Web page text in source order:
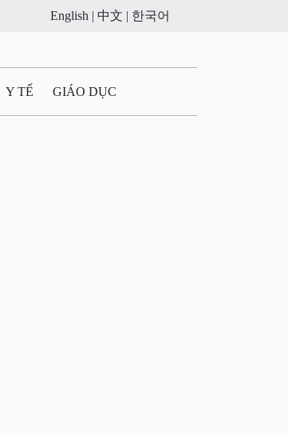
English | 中文 | 한국어
Y TẾ GIÁO DỤC